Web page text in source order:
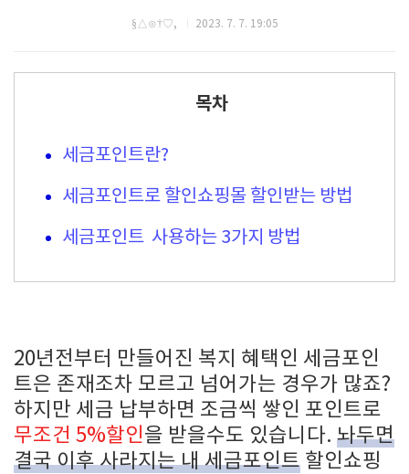
§△⊙†♡, 2023. 7. 7. 19:05
목차
세금포인트란?
세금포인트로 할인쇼핑몰 할인받는 방법
세금포인트 사용하는 3가지 방법
20년전부터 만들어진 복지 혜택인 세금포인
트은 존재조차 모르고 넘어가는 경우가 많죠?
하지만 세금 납부하면 조금씩 쌓인 포인트로
무조건 5%할인을 받을수도 있습니다. 놔두면
결국 이후 사라지는 내 세금포인트 할인쇼핑